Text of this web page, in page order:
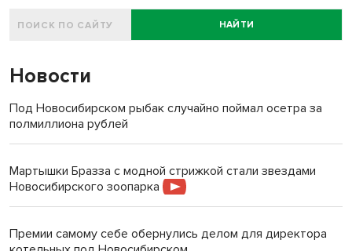
НАЙТИ
Новости
Под Новосибирском рыбак случайно поймал осетра за
полмиллиона рублей
Мартышки Бразза с модной стрижкой стали звездами
Новосибирского зоопарка
Премии самому себе обернулись делом для директора